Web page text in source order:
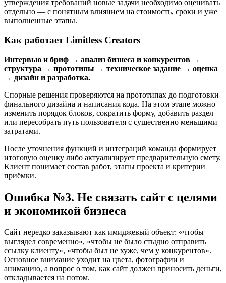
утверждения требований новые задачи необходимо оценивать
отдельно — с понятным влиянием на стоимость, сроки и уже
выполненные этапы.
Как работает Limitless Creators
Интервью и бриф → анализ бизнеса и конкурентов →
структура → прототипы → техническое задание → оценка
→ дизайн и разработка.
Спорные решения проверяются на прототипах до подготовки
финального дизайна и написания кода. На этом этапе можно
изменить порядок блоков, сократить форму, добавить раздел
или пересобрать путь пользователя с существенно меньшими
затратами.
После уточнения функций и интеграций команда формирует
итоговую оценку либо актуализирует предварительную смету.
Клиент понимает состав работ, этапы проекта и критерии
приёмки.
Ошибка №3. Не связать сайт с целями
и экономикой бизнеса
Сайт нередко заказывают как имиджевый объект: «чтобы
выглядел современно», «чтобы не было стыдно отправить
ссылку клиенту», «чтобы был не хуже, чем у конкурентов».
Основное внимание уходит на цвета, фотографии и
анимацию, а вопрос о том, как сайт должен приносить деньги,
откладывается на потом.